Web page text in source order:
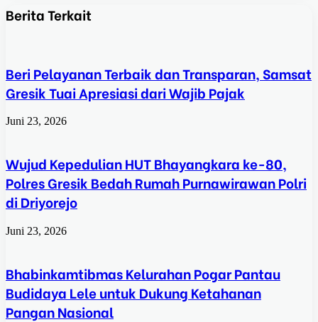
Berita Terkait
Beri Pelayanan Terbaik dan Transparan, Samsat
Gresik Tuai Apresiasi dari Wajib Pajak
Juni 23, 2026
Wujud Kepedulian HUT Bhayangkara ke-80,
Polres Gresik Bedah Rumah Purnawirawan Polri
di Driyorejo
Juni 23, 2026
Bhabinkamtibmas Kelurahan Pogar Pantau
Budidaya Lele untuk Dukung Ketahanan
Pangan Nasional